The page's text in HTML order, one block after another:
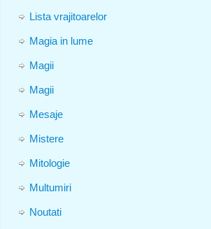
Lista vrajitoarelor
Magia in lume
Magii
Magii
Mesaje
Mistere
Mitologie
Multumiri
Noutati